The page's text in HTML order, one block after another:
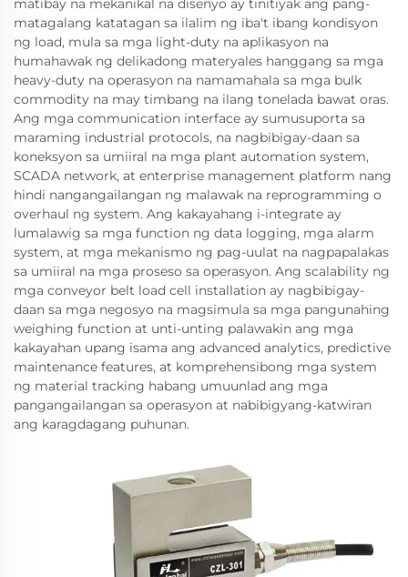
matibay na mekanikal na disenyo ay tinitiyak ang pang-
matagalang katatagan sa ilalim ng iba't ibang kondisyon
ng load, mula sa mga light-duty na aplikasyon na
humahawak ng delikadong materyales hanggang sa mga
heavy-duty na operasyon na namamahala sa mga bulk
commodity na may timbang na ilang tonelada bawat oras.
Ang mga communication interface ay sumusuporta sa
maraming industrial protocols, na nagbibigay-daan sa
koneksyon sa umiiral na mga plant automation system,
SCADA network, at enterprise management platform nang
hindi nangangailangan ng malawak na reprogramming o
overhaul ng system. Ang kakayahang i-integrate ay
lumalawig sa mga function ng data logging, mga alarm
system, at mga mekanismo ng pag-uulat na nagpapalakas
sa umiiral na mga proseso sa operasyon. Ang scalability ng
mga conveyor belt load cell installation ay nagbibigay-
daan sa mga negosyo na magsimula sa mga pangunahing
weighing function at unti-unting palawakin ang mga
kakayahan upang isama ang advanced analytics, predictive
maintenance features, at komprehensibong mga system
ng material tracking habang umuunlad ang mga
pangangailangan sa operasyon at nabibigyang-katwiran
ang karagdagang puhunan.